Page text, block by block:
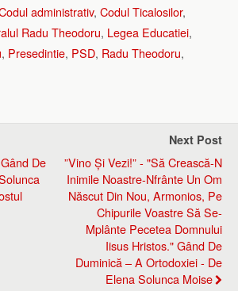
administrativ, Codul Ticalosilor,
Radu Theodoru, Legea Educatiei,
, Presedintie, PSD, Radu Theodoru,
De
Next Post
”Vino Și Vezi!” - "Să Crească-N
Inimile Noastre-Nfrânte Un Om
Născut Din Nou, Armonios, Pe
Chipurile Voastre Să Se-
Mplânte Pecetea Domnului
Iisus Hristos." Gând De
Duminică – A Ortodoxiei - De
Elena Solunca Moise